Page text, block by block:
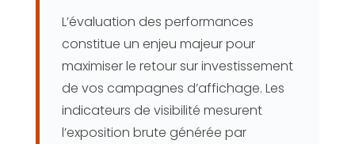
L’évaluation des performances
constitue un enjeu majeur pour
maximiser le retour sur investissement
de vos campagnes d’affichage. Les
indicateurs de visibilité mesurent
l’exposition brute générée par